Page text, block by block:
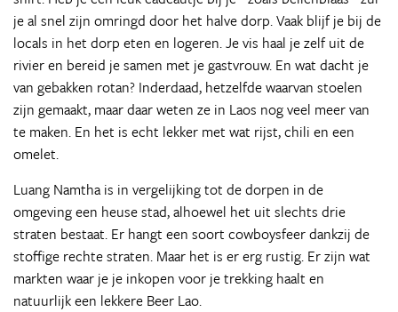
je al snel zijn omringd door het halve dorp. Vaak blijf je bij de
locals in het dorp eten en logeren. Je vis haal je zelf uit de
rivier en bereid je samen met je gastvrouw. En wat dacht je
van gebakken rotan? Inderdaad, hetzelfde waarvan stoelen
zijn gemaakt, maar daar weten ze in Laos nog veel meer van
te maken. En het is echt lekker met wat rijst, chili en een
omelet.
Luang Namtha is in vergelijking tot de dorpen in de
omgeving een heuse stad, alhoewel het uit slechts drie
straten bestaat. Er hangt een soort cowboysfeer dankzij de
stoffige rechte straten. Maar het is er erg rustig. Er zijn wat
markten waar je je inkopen voor je trekking haalt en
natuurlijk een lekkere Beer Lao.